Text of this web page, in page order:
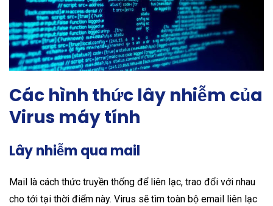
Các hình thức lây nhiễm của
Virus máy tính
Lây nhiễm qua mail
Mail là cách thức truyền thống để liên lạc, trao đổi với nhau
cho tới tại thời điểm này. Virus sẽ tìm toàn bộ email liên lạc